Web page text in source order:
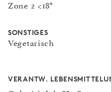
Zone 2 <18°
SONSTIGES
Vegetarisch
VERANTW.